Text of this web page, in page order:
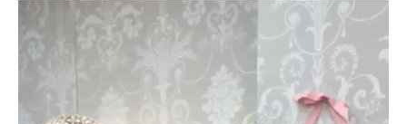
Reproductor
de
vídeo